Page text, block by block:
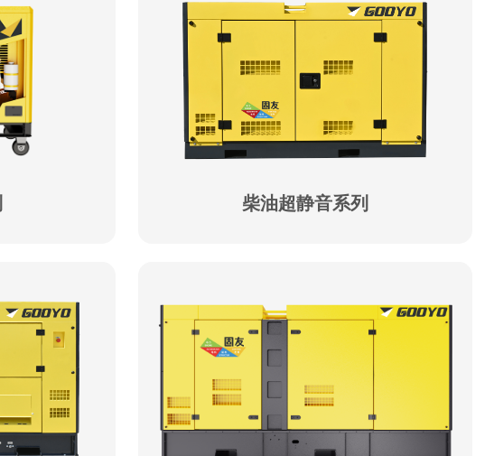
柴油超静音系列